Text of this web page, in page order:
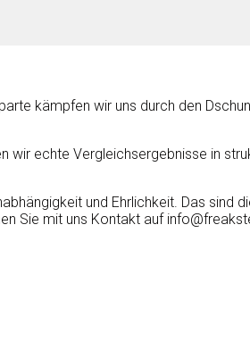
kämpfen wir uns durch den
wir echte Vergleichsergebnisse in
und Ehrlichkeit. Das sind
Sie mit uns Kontakt auf